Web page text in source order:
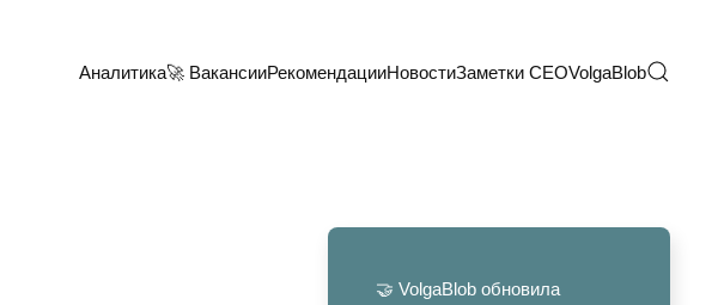
Аналитика🚀 ВакансииРекомендацииНовостиЗаметки CEOVolgaBlob
🤝 VolgaBlob обновила